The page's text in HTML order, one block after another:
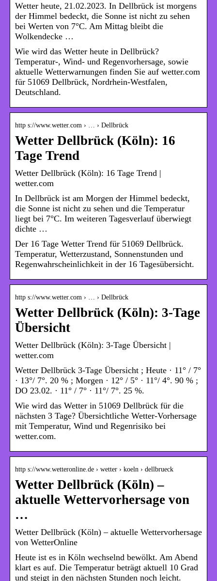
Wetter heute, 21.02.2023. In Dellbrück ist morgens
der Himmel bedeckt, die Sonne ist nicht zu sehen
bei Werten von 7°C. Am Mittag bleibt die
Wolkendecke …
Wie wird das Wetter heute in Dellbrück?
Temperatur-, Wind- und Regenvorhersage, sowie
aktuelle Wetterwarnungen finden Sie auf wetter.com
für 51069 Dellbrück, Nordrhein-Westfalen,
Deutschland.
http s://www.wetter.com › … › Dellbrück
Wetter Dellbrück (Köln): 16
Tage Trend
Wetter Dellbrück (Köln): 16 Tage Trend |
wetter.com
In Dellbrück ist am Morgen der Himmel bedeckt,
die Sonne ist nicht zu sehen und die Temperatur
liegt bei 7°C. Im weiteren Tagesverlauf überwiegt
dichte …
Der 16 Tage Wetter Trend für 51069 Dellbrück.
Temperatur, Wetterzustand, Sonnenstunden und
Regenwahrscheinlichkeit in der 16 Tagesübersicht.
http s://www.wetter.com › … › Dellbrück
Wetter Dellbrück (Köln): 3-Tage
Übersicht
Wetter Dellbrück (Köln): 3-Tage Übersicht |
wetter.com
Wetter Dellbrück 3-Tage Übersicht ; Heute · 11° / 7°
· 13°/ 7°. 20 % ; Morgen · 12° / 5° · 11°/ 4°. 90 % ;
DO 23.02. · 11° / 7° · 11°/ 7°. 25 %.
Wie wird das Wetter in 51069 Dellbrück für die
nächsten 3 Tage? Übersichtliche Wetter-Vorhersage
mit Temperatur, Wind und Regenrisiko bei
wetter.com.
http s://www.wetteronline.de › wetter › koeln › dellbrueck
Wetter Dellbrück (Köln) –
aktuelle Wettervorhersage von
…
Wetter Dellbrück (Köln) – aktuelle Wettervorhersage
von WetterOnline
Heute ist es in Köln wechselnd bewölkt. Am Abend
klart es auf. Die Temperatur beträgt aktuell 10 Grad
und steigt in den nächsten Stunden noch leicht.